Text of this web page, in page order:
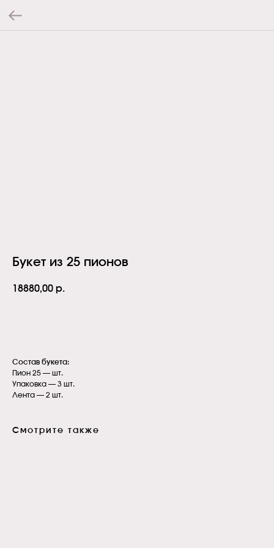
Букет из 25 пионов
18880,00 р.
Состав букета:
Пион 25 — шт.
Упаковка — 3 шт.
Лента — 2 шт.
Смотрите также